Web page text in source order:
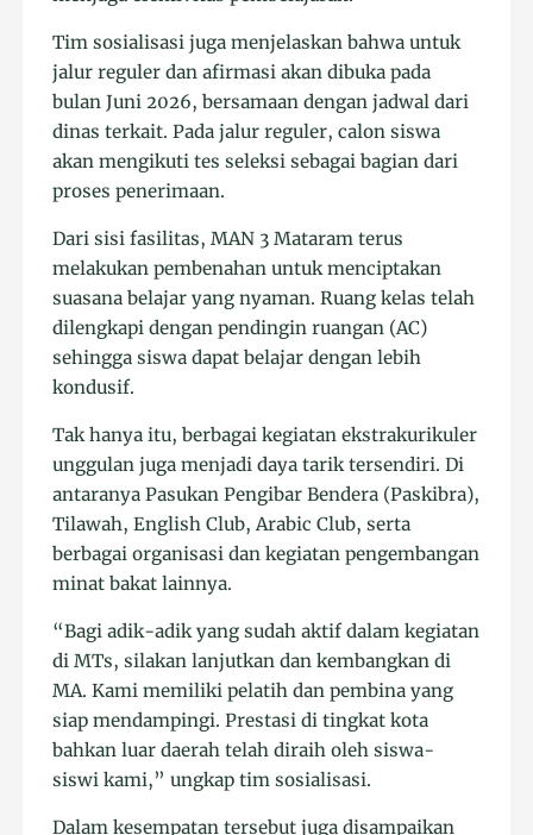
Tim sosialisasi juga menjelaskan bahwa untuk
jalur reguler dan afirmasi akan dibuka pada
bulan Juni 2026, bersamaan dengan jadwal dari
dinas terkait. Pada jalur reguler, calon siswa
akan mengikuti tes seleksi sebagai bagian dari
proses penerimaan.
Dari sisi fasilitas, MAN 3 Mataram terus
melakukan pembenahan untuk menciptakan
suasana belajar yang nyaman. Ruang kelas telah
dilengkapi dengan pendingin ruangan (AC)
sehingga siswa dapat belajar dengan lebih
kondusif.
Tak hanya itu, berbagai kegiatan ekstrakurikuler
unggulan juga menjadi daya tarik tersendiri. Di
antaranya Pasukan Pengibar Bendera (Paskibra),
Tilawah, English Club, Arabic Club, serta
berbagai organisasi dan kegiatan pengembangan
minat bakat lainnya.
“Bagi adik-adik yang sudah aktif dalam kegiatan
di MTs, silakan lanjutkan dan kembangkan di
MA. Kami memiliki pelatih dan pembina yang
siap mendampingi. Prestasi di tingkat kota
bahkan luar daerah telah diraih oleh siswa-
siswi kami,” ungkap tim sosialisasi.
Dalam kesempatan tersebut juga disampaikan